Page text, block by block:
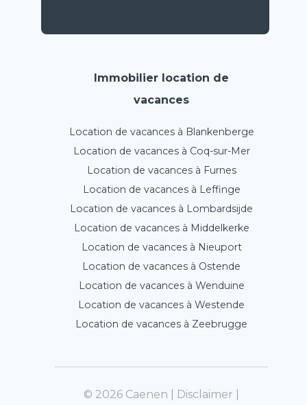
Immobilier location de
vacances
Location de vacances à Blankenberge
Location de vacances à Coq-sur-Mer
Location de vacances à Furnes
Location de vacances à Leffinge
Location de vacances à Lombardsijde
Location de vacances à Middelkerke
Location de vacances à Nieuport
Location de vacances à Ostende
Location de vacances à Wenduine
Location de vacances à Westende
Location de vacances à Zeebrugge
© 2026 Caenen | Disclaimer